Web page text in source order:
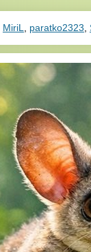
MiriL, paratko2323,